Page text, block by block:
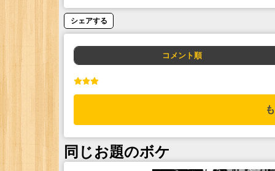
シェアする
コメント順
同じお題のボケ